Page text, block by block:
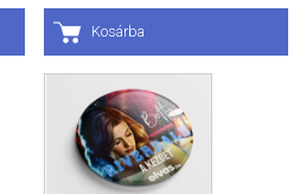
Kosárba